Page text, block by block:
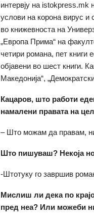
интервју на istokpress.mk
услови на корона вирус и
во книжевноста на
„Европа Прима“ на
четири романа, пет книги
објавени во шест книги.
Македонија“,
Кацаров, што работи
намалени правата на
– Што можам да правам,
Што пишуваш? Некоја
-Штотуку го завршив
Мислиш ли дека по
пред неа? Или можеби